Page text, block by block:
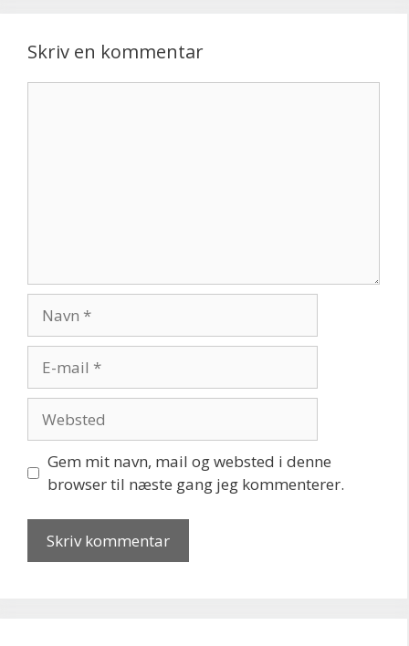
Skriv en kommentar
mail
Gem mit navn, mail og websted i denne
browser til næste gang jeg kommenterer.